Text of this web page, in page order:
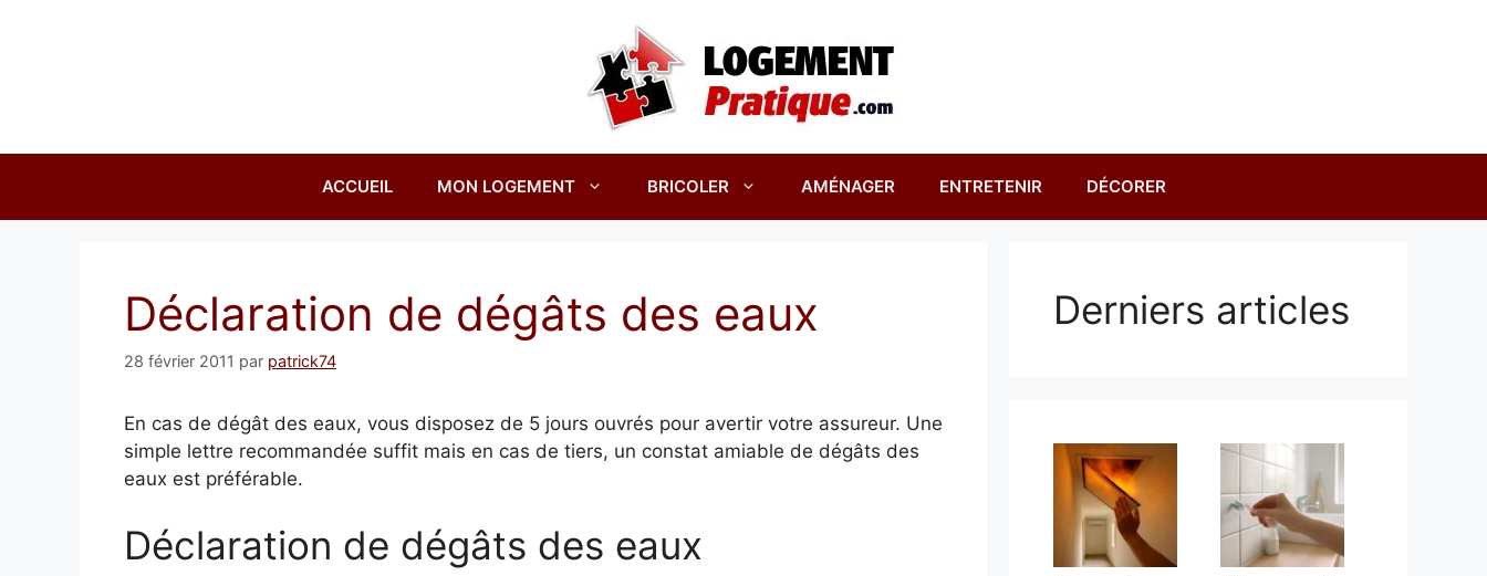
ACCUEIL MON LOGEMENT BRICOLER AMÉNAGER ENTRETENIR DÉCORER
Déclaration de dégâts des eaux
28 février 2011 par patrick74
En cas de dégât des eaux, vous disposez de 5 jours ouvrés pour avertir votre assureur. Une
simple lettre recommandée suffit mais en cas de tiers, un constat amiable de dégâts des
eaux est préférable.
Déclaration de dégâts des eaux
Derniers articles